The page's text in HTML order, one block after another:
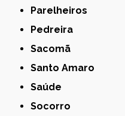
Parelheiros
Pedreira
Sacomã
Santo Amaro
Saúde
Socorro